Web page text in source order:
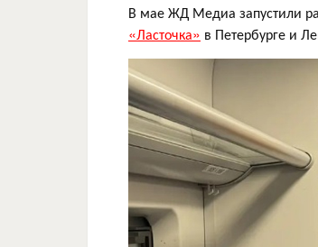
В мае ЖД Медиа запустили
«Ласточка» в Петербурге и